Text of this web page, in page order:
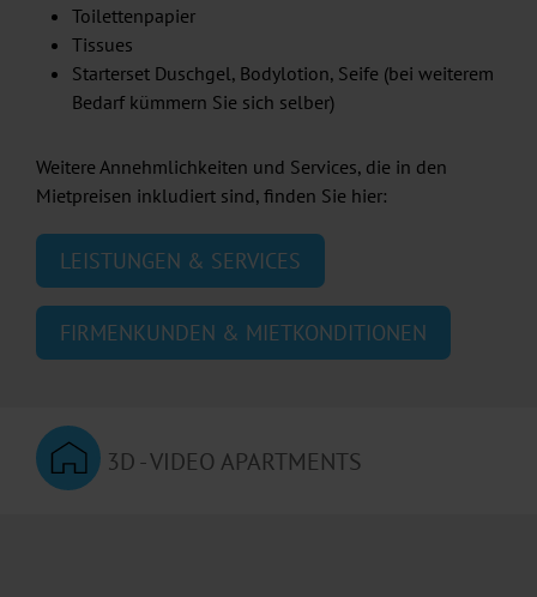
Toilettenpapier
Tissues
Starterset Duschgel, Bodylotion, Seife (bei weiterem
Bedarf kümmern Sie sich selber)
Weitere Annehmlichkeiten und Services, die in den
Mietpreisen inkludiert sind, finden Sie hier:
LEISTUNGEN & SERVICES
FIRMENKUNDEN & MIETKONDITIONEN
3D - VIDEO APARTMENTS